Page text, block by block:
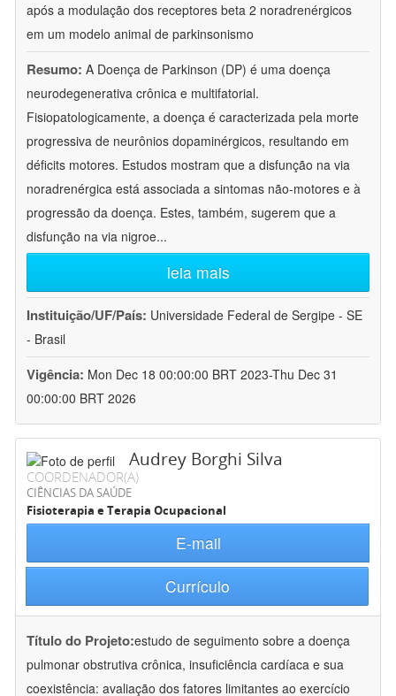
após a modulação dos receptores beta 2 noradrenérgicos
em um modelo animal de parkinsonismo
Resumo: A Doença de Parkinson (DP) é uma doença
neurodegenerativa crônica e multifatorial.
Fisiopatologicamente, a doença é caracterizada pela morte
progressiva de neurônios dopaminérgicos, resultando em
déficits motores. Estudos mostram que a disfunção na via
noradrenérgica está associada a sintomas não-motores e à
progressão da doença. Estes, também, sugerem que a
disfunção na via nigroe...
leia mais
Instituição/UF/País: Universidade Federal de Sergipe - SE
- Brasil
Vigência: Mon Dec 18 00:00:00 BRT 2023-Thu Dec 31
00:00:00 BRT 2026
Audrey Borghi Silva
COORDENADOR(A)
CIÊNCIAS DA SAÚDE
Fisioterapia e Terapia Ocupacional
E-mail
Currículo
Título do Projeto:estudo de seguimento sobre a doença
pulmonar obstrutiva crônica, insuficiência cardíaca e sua
coexistência: avaliação dos fatores limitantes ao exercício